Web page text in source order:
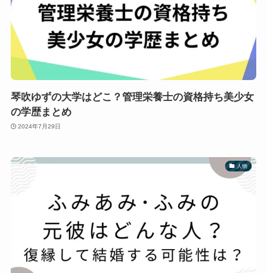
琴吹ゆずの大学はどこ？管理栄養士の資格持ち美少女
の学歴まとめ
2024年7月29日
人物